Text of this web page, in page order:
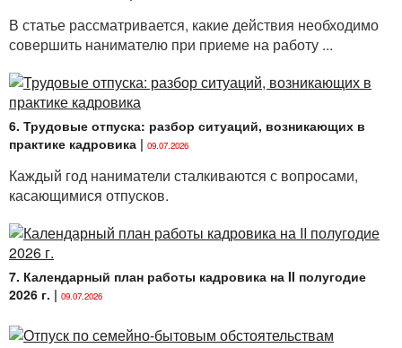
В статье рассматривается, какие действия необходимо
совершить нанимателю при приеме на работу ...
6. Трудовые отпуска: разбор ситуаций, возникающих в
практике кадровика | 09.07.2026
Каждый год наниматели сталкиваются с вопросами,
касающимися отпусков.
7. Календарный план работы кадровика на II полугодие
2026 г. | 09.07.2026